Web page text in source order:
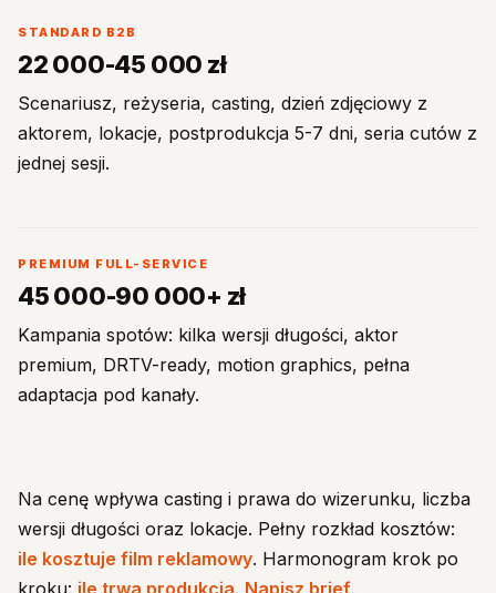
STANDARD B2B
22 000-45 000 zł
Scenariusz, reżyseria, casting, dzień zdjęciowy z
aktorem, lokacje, postprodukcja 5-7 dni, seria cutów z
jednej sesji.
PREMIUM FULL-SERVICE
45 000-90 000+ zł
Kampania spotów: kilka wersji długości, aktor
premium, DRTV-ready, motion graphics, pełna
adaptacja pod kanały.
Na cenę wpływa casting i prawa do wizerunku, liczba
wersji długości oraz lokacje. Pełny rozkład kosztów:
ile kosztuje film reklamowy. Harmonogram krok po
kroku: ile trwa produkcja. Napisz brief.